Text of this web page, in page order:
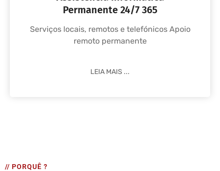
Permanente 24/7 365
Serviços locais, remotos e telefónicos Apoio
remoto permanente
LEIA MAIS ...
// PORQUÊ ?